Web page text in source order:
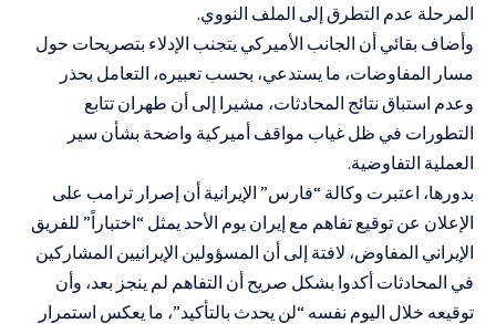
المرحلة عدم التطرق إلى الملف النووي.
وأضاف بقائي أن الجانب الأميركي يتجنب الإدلاء بتصريحات حول
مسار المفاوضات، ما يستدعي، بحسب تعبيره، التعامل بحذر
وعدم استباق نتائج المحادثات، مشيرا إلى أن طهران تتابع
التطورات في ظل غياب مواقف أميركية واضحة بشأن سير
العملية التفاوضية.
بدورها، اعتبرت وكالة “فارس” الإيرانية أن إصرار ترامب على
الإعلان عن توقيع تفاهم مع إيران يوم الأحد يمثل “اختباراً” للفريق
الإيراني المفاوض، لافتة إلى أن المسؤولين الإيرانيين المشاركين
في المحادثات أكدوا بشكل صريح أن التفاهم لم ينجز بعد، وأن
توقيعه خلال اليوم نفسه “لن يحدث بالتأكيد”، ما يعكس استمرار